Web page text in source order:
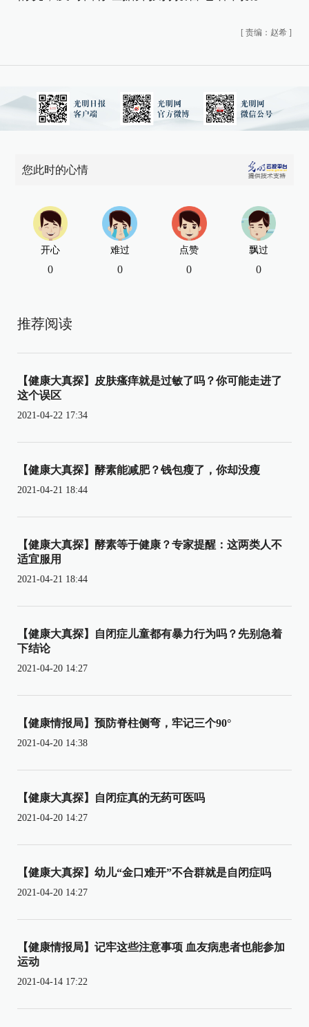
[ 责编：赵希 ]
您此时的心情
开心
0
难过
0
点赞
0
飘过
0
推荐阅读
【健康大真探】皮肤瘙痒就是过敏了吗？你可能走进了
这个误区
2021-04-22 17:34
【健康大真探】酵素能减肥？钱包瘦了，你却没瘦
2021-04-21 18:44
【健康大真探】酵素等于健康？专家提醒：这两类人不
适宜服用
2021-04-21 18:44
【健康大真探】自闭症儿童都有暴力行为吗？先别急着
下结论
2021-04-20 14:27
【健康情报局】预防脊柱侧弯，牢记三个90°
2021-04-20 14:38
【健康大真探】自闭症真的无药可医吗
2021-04-20 14:27
【健康大真探】幼儿“金口难开”不合群就是自闭症吗
2021-04-20 14:27
【健康情报局】记牢这些注意事项 血友病患者也能参加
运动
2021-04-14 17:22